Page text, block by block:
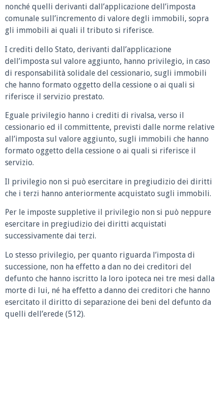
nonché quelli derivanti dall’applicazione dell’imposta
comunale sull’incremento di valore degli immobili, sopra
gli immobili ai quali il tributo si riferisce.
I crediti dello Stato, derivanti dall’applicazione
dell’imposta sul valore aggiunto, hanno privilegio, in caso
di responsabilità solidale del cessionario, sugli immobili
che hanno formato oggetto della cessione o ai quali si
riferisce il servizio prestato.
Eguale privilegio hanno i crediti di rivalsa, verso il
cessionario ed il committente, previsti dalle norme relative
all’imposta sul valore aggiunto, sugli immobili che hanno
formato oggetto della cessione o ai quali si riferisce il
servizio.
Il privilegio non si può esercitare in pregiudizio dei diritti
che i terzi hanno anteriormente acquistato sugli immobili.
Per le imposte suppletive il privilegio non si può neppure
esercitare in pregiudizio dei diritti acquistati
successivamente dai terzi.
Lo stesso privilegio, per quanto riguarda l’imposta di
successione, non ha effetto a dan no dei creditori del
defunto che hanno iscritto la loro ipoteca nei tre mesi dalla
morte di lui, né ha effetto a danno dei creditori che hanno
esercitato il diritto di separazione dei beni del defunto da
quelli dell’erede (512).